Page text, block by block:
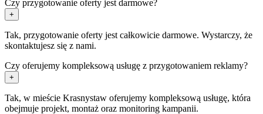
Czy przygotowanie oferty jest darmowe?
+
Tak, przygotowanie oferty jest całkowicie darmowe. Wystarczy, że
skontaktujesz się z nami.
Czy oferujemy kompleksową usługę z przygotowaniem reklamy?
+
Tak, w mieście Krasnystaw oferujemy kompleksową usługę, która
obejmuje projekt, montaż oraz monitoring kampanii.